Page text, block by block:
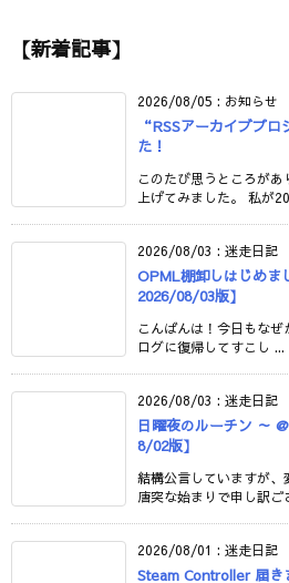
【新着記事】
2026/08/05 : お知らせ
“RSSアーカイブプ
た！
このたび思うところが
上げてみました。 私が
2026/08/03 : 迷走日記
OPML棚卸しはじめま
2026/08/03版】
こんばんは！今日もな
ログに復帰してすこし ...
2026/08/03 : 迷走日記
日曜夜のルーチン ～
8/02版】
結構公言していますが、
唐突な始まりで申し訳ご
2026/08/01 : 迷走日記
Steam Controller 届き